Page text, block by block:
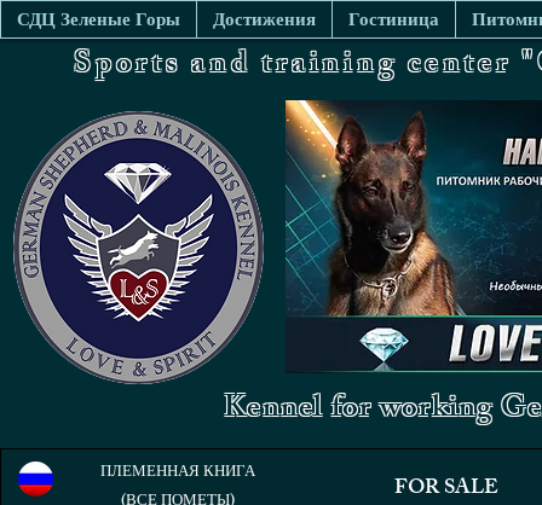
СДЦ Зеленые Горы Достижения Гостиница
Sports and training center
Kennel for working
ПЛЕМЕННАЯ КНИГА
FOR SALE